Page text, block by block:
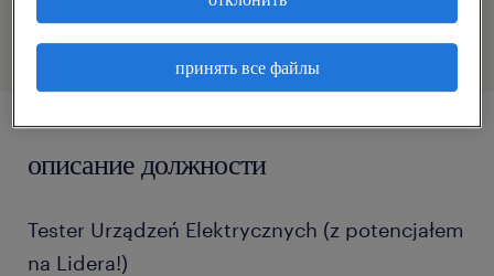
описание должности
Tester Urządzeń Elektrycznych (z potencjałem
na Lidera!)
принять все файлы